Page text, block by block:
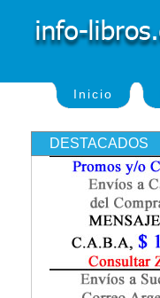
Inicio
DESTACADOS